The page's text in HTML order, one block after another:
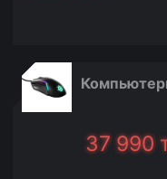
37 990